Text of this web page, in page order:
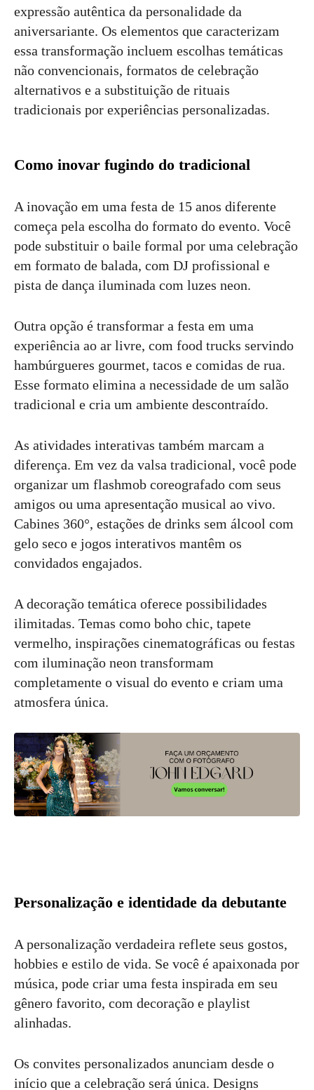
expressão autêntica da personalidade da
aniversariante. Os elementos que caracterizam
essa transformação incluem escolhas temáticas
não convencionais, formatos de celebração
alternativos e a substituição de rituais
tradicionais por experiências personalizadas.
Como inovar fugindo do tradicional
A inovação em uma festa de 15 anos diferente
começa pela escolha do formato do evento. Você
pode substituir o baile formal por uma celebração
em formato de balada, com DJ profissional e
pista de dança iluminada com luzes neon.
Outra opção é transformar a festa em uma
experiência ao ar livre, com food trucks servindo
hambúrgueres gourmet, tacos e comidas de rua.
Esse formato elimina a necessidade de um salão
tradicional e cria um ambiente descontraído.
As atividades interativas também marcam a
diferença. Em vez da valsa tradicional, você pode
organizar um flashmob coreografado com seus
amigos ou uma apresentação musical ao vivo.
Cabines 360°, estações de drinks sem álcool com
gelo seco e jogos interativos mantêm os
convidados engajados.
A decoração temática oferece possibilidades
ilimitadas. Temas como boho chic, tapete
vermelho, inspirações cinematográficas ou festas
com iluminação neon transformam
completamente o visual do evento e criam uma
atmosfera única.
Personalização e identidade da debutante
A personalização verdadeira reflete seus gostos,
hobbies e estilo de vida. Se você é apaixonada por
música, pode criar uma festa inspirada em seu
gênero favorito, com decoração e playlist
alinhadas.
Os convites personalizados anunciam desde o
início que a celebração será única. Designs